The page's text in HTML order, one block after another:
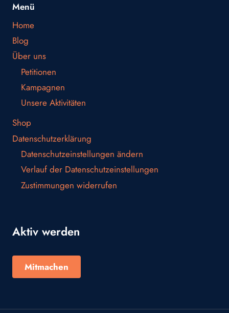
Menü
Home
Blog
Über uns
Petitionen
Kampagnen
Unsere Aktivitäten
Shop
Datenschutzerklärung
Datenschutzeinstellungen ändern
Verlauf der Datenschutzeinstellungen
Zustimmungen widerrufen
Aktiv werden
Mitmachen